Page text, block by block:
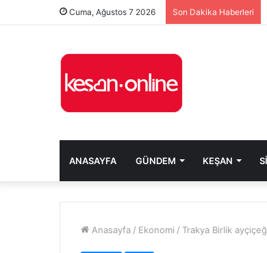
Cuma, Ağustos 7 2026 Son Dakika Haberleri
ANASAYFA GÜNDEM KEŞAN
Anasayfa / Ekonomi / Trakya Birlik ayçiçeği